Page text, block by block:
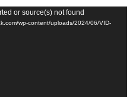
or source(s) not found
wp-content/uploads/2024/06/VID-